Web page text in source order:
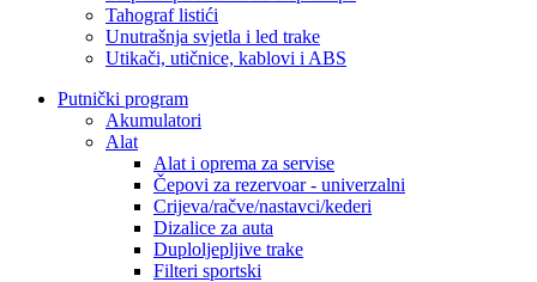
Tahograf listići
Unutrašnja svjetla i led trake
Utikači, utičnice, kablovi i ABS
Putnički program
Akumulatori
Alat
Alat i oprema za servise
Čepovi za rezervoar - univerzalni
Crijeva/račve/nastavci/kederi
Dizalice za auta
Duploljepljive trake
Filteri sportski